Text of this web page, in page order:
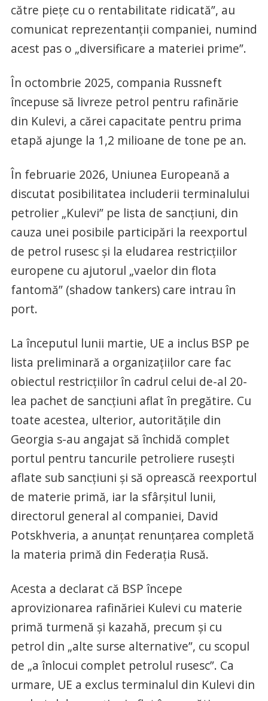
către piețe cu o rentabilitate ridicată”, au
comunicat reprezentanții companiei, numind
acest pas o „diversificare a materiei prime”.
În octombrie 2025, compania Russneft
începuse să livreze petrol pentru rafinărie
din Kulevi, a cărei capacitate pentru prima
etapă ajunge la 1,2 milioane de tone pe an.
În februarie 2026, Uniunea Europeană a
discutat posibilitatea includerii terminalului
petrolier „Kulevi” pe lista de sancțiuni, din
cauza unei posibile participări la reexportul
de petrol rusesc și la eludarea restricțiilor
europene cu ajutorul „vaelor din flota
fantomă” (shadow tankers) care intrau în
port.
La începutul lunii martie, UE a inclus BSP pe
lista preliminară a organizațiilor care fac
obiectul restricțiilor în cadrul celui de-al 20-
lea pachet de sancțiuni aflat în pregătire. Cu
toate acestea, ulterior, autoritățile din
Georgia s-au angajat să închidă complet
portul pentru tancurile petroliere rusești
aflate sub sancțiuni și să oprească reexportul
de materie primă, iar la sfârșitul lunii,
directorul general al companiei, David
Potskhveria, a anunțat renunțarea completă
la materia primă din Federația Rusă.
Acesta a declarat că BSP începe
aprovizionarea rafinăriei Kulevi cu materie
primă turmenă și kazahă, precum și cu
petrol din „alte surse alternative”, cu scopul
de „a înlocui complet petrolul rusesc”. Ca
urmare, UE a exclus terminalul din Kulevi din